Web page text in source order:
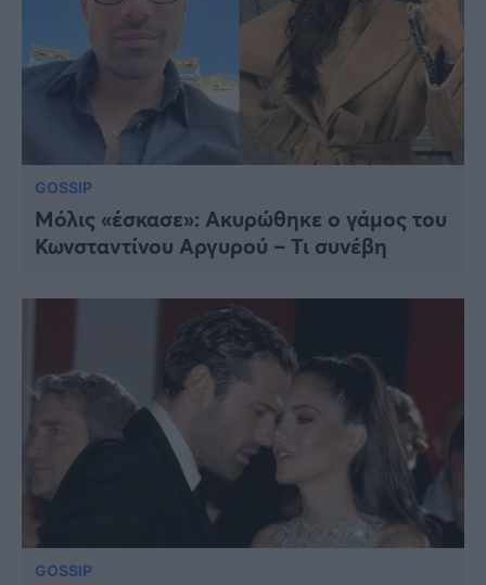
GOSSIP
Μόλις «έσκασε»: Ακυρώθηκε ο γάμος του
Κωνσταντίνου Αργυρού – Τι συνέβη
GOSSIP